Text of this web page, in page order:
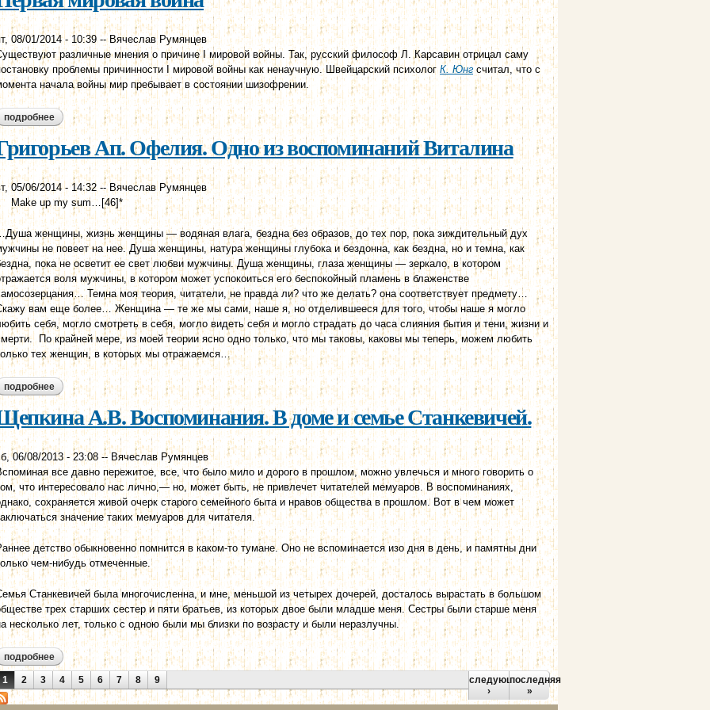
08/01/2014 - 10:39-- Вячеслав Румянцев
различные мнения о причине I мировой войны. Так, русский философ Л. Карсавин отрицал саму
проблемы причинности I мировой войны как ненаучную. Швейцарский психологК. Юнгсчитал, что с
начала войны мир пребывает в состоянии шизофрении.
подробнее о первая мировая война
Ап. Офелия. Одно из воспоминаний Виталина
05/06/2014 - 14:32-- Вячеслав Румянцев
up my sum…[46]*
женщины, жизнь женщины — водяная влага, бездна без образов, до тех пор, пока зиждительный дух
не повеет на нее. Душа женщины, натура женщины глубока и бездонна, как бездна, но и темна, как
пока не осветит ее свет любви мужчины. Душа женщины, глаза женщины — зеркало, в котором
воля мужчины, в котором может успокоиться его беспокойный пламень в блаженстве
Темна моя теория, читатели, не правда ли? что же делать? она соответствует предмету…
вам еще более… Женщина — те же мы сами, наше я, но отделившееся для того, чтобы наше я могло
себя, могло смотреть в себя, могло видеть себя и могло страдать до часа слияния бытия и тени, жизни и
По крайней мере, из моей теории ясно одно только, что мы таковы, каковы мы теперь, можем любить
тех женщин, в которых мы отражаемся…
подробнее о григорьев ап. офелия. одно из воспоминаний виталина
А.В. Воспоминания. В доме и семье Станкевичей.
06/08/2013 - 23:08 --Вячеслав Румянцев
все давно пережитое, все, что было мило и дорого в прошлом, можно увлечься и много говорить о
что интересовало нас лично,— но, может быть, не привлечет читателей мемуаров. В воспоминаниях,
сохраняется живой очерк старого семейного быта и нравов общества в прошлом. Вот в чем может
значение таких мемуаров для читателя.
детство обыкновенно помнится в каком-то тумане. Оно не вспоминается изо дня в день, и памятны дни
чем-нибудь отмеченные.
Станкевичей была многочисленна, и мне, меньшой из четырех дочерей, досталось вырастать в большом
трех старших сестер и пяти братьев, из которых двое были младше меня. Сестры были старше меня
несколько лет, только с одною были мы близки по возрасту и были неразлучны.
подробнее о щепкина а.в. воспоминания. в доме и семье станкевичей.
1 2 3 4 5 6 7 8 9
следующая
›
последняя
»